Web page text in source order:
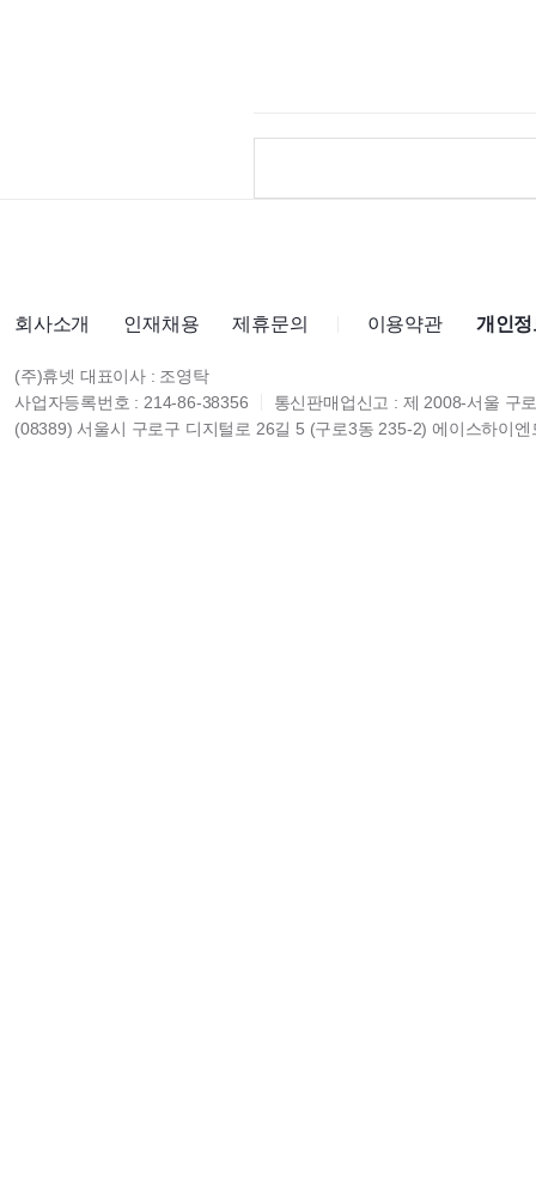
회사소개 인재채용 제휴문의 이용약관 개인
(주)휴넷 대표이사 : 조영탁
사업자등록번호 : 214-86-38356
통신판매업신고 : 제 2008-서울 구
(08389) 서울시 구로구 디지털로 26길 5 (구로3동 235-2) 에이스하이